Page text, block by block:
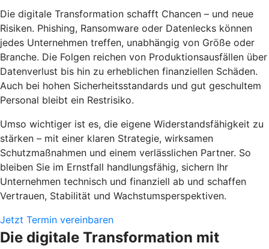
Die digitale Transformation schafft Chancen – und neue
Risiken. Phishing, Ransomware oder Datenlecks können
jedes Unternehmen treffen, unabhängig von Größe oder
Branche. Die Folgen reichen von Produktionsausfällen über
Datenverlust bis hin zu erheblichen finanziellen Schäden.
Auch bei hohen Sicherheitsstandards und gut geschultem
Personal bleibt ein Restrisiko.
Umso wichtiger ist es, die eigene Widerstandsfähigkeit zu
stärken – mit einer klaren Strategie, wirksamen
Schutzmaßnahmen und einem verlässlichen Partner. So
bleiben Sie im Ernstfall handlungsfähig, sichern Ihr
Unternehmen technisch und finanziell ab und schaffen
Vertrauen, Stabilität und Wachstumsperspektiven.
Jetzt Termin vereinbaren
Die digitale Transformation mit